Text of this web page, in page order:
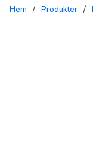
Hem / Produkter /